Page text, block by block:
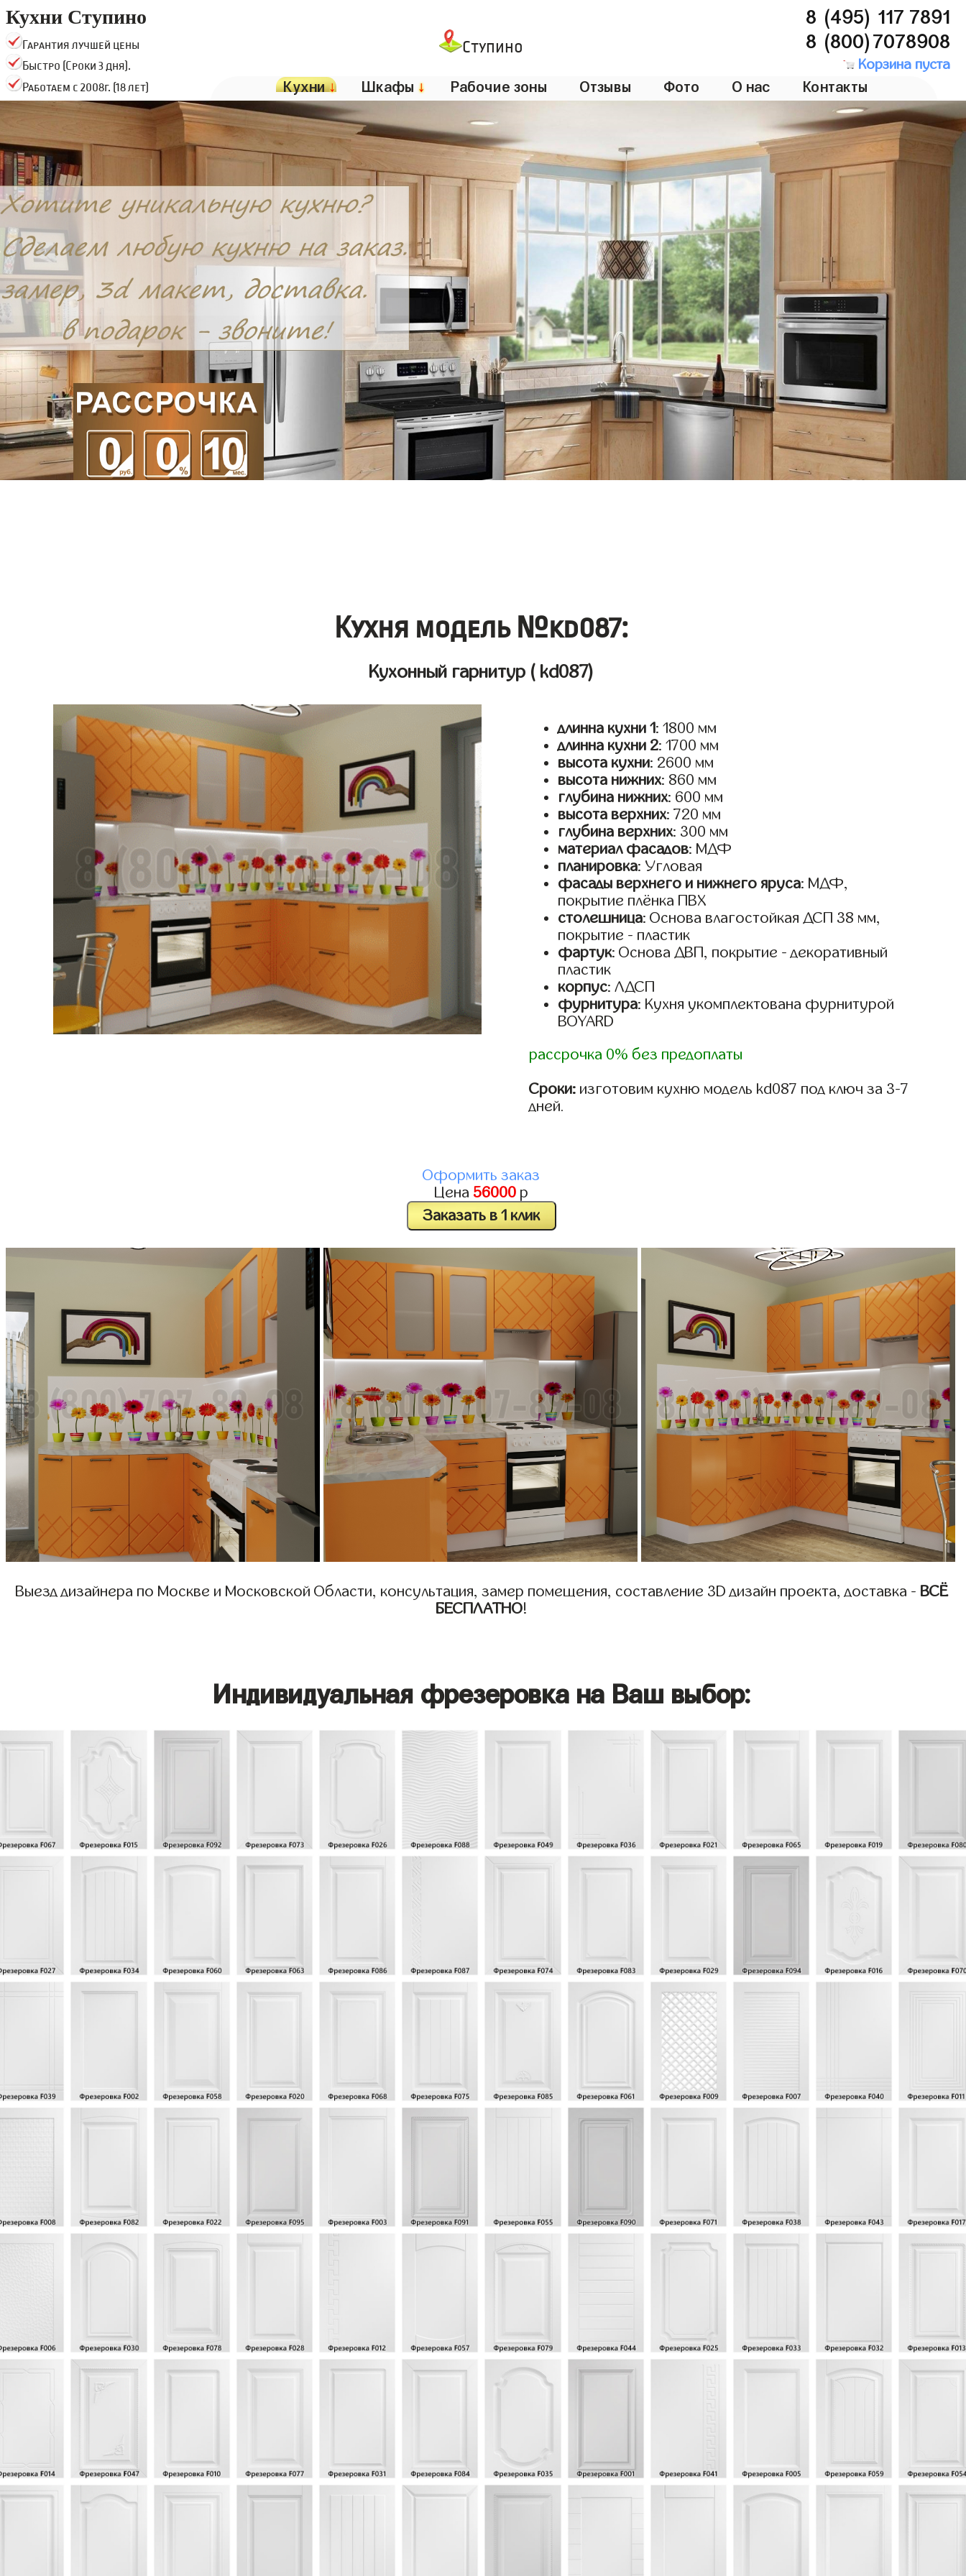
Кухни Ступино
Гарантия лучшей цены
Быстро (Сроки 3 дня).
Работаем с 2008г. (18 лет)
Ступино
8 (495) 117 7891
8 (800)7078908
Корзина пуста
Кухни↓ Шкафы ↓ Рабочие зоны Отзывы Фото О нас Контакты
Кухня модель №kd087:
Кухонный гарнитур ( kd087)
длинна кухни 1: 1800 мм
длинна кухни 2: 1700 мм
высота кухни: 2600 мм
высота нижних: 860 мм
глубина нижних: 600 мм
высота верхних: 720 мм
глубина верхних: 300 мм
материал фасадов: МДФ
планировка: Угловая
фасады верхнего и нижнего яруса: МДФ,
покрытие плёнка ПВХ
столешница: Основа влагостойкая ДСП 38 мм,
покрытие - пластик
фартук: Основа ДВП, покрытие - декоративный
пластик
корпус: ЛДСП
фурнитура: Кухня укомплектована фурнитурой
BOYARD
рассрочка 0% без предоплаты
Сроки: изготовим кухню модель kd087 под ключ за 3-7
дней.
Оформить заказ
Цена 56000 р
Заказать в 1 клик
Выезд дизайнера по Москве и Московской Области, консультация, замер помещения, составление 3D дизайн проекта, доставка - ВСЁ
БЕСПЛАТНО!
Индивидуальная фрезеровка на Ваш выбор: